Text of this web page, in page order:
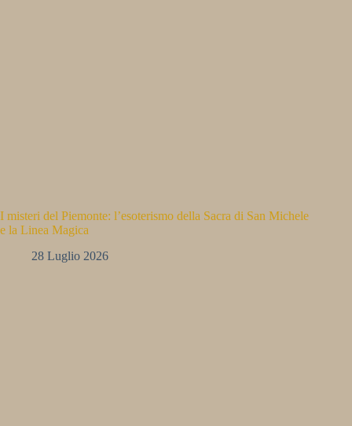
I misteri del Piemonte: l’esoterismo della Sacra di San Michele
e la Linea Magica
28 Luglio 2026